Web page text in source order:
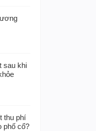
sau khi
thu phí
phố cổ?